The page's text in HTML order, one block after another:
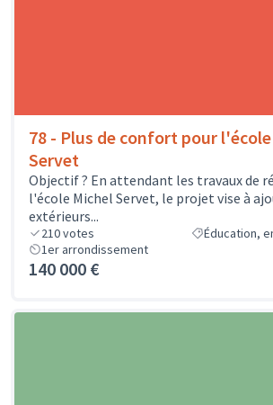
78 - Plus de confort pour
Servet
Objectif ? En attendant les travaux de
l'école Michel Servet, le projet vise à
extérieurs...
210votes
Éducation,
1er arrondissement
140 000 €